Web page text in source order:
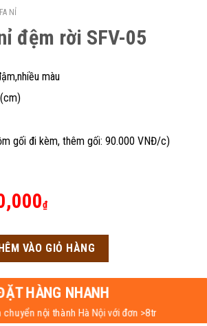
NỈ
đệm rời SFV-05
màu
gối đi kèm, thêm gối: 90.000 VNĐ/c)
₫Giá
tại
là:
4,250,000₫.
05 số lượng
VÀO GIỎ HÀNG
ĐẶT HÀNG NHANH
chuyển nội thành Hà Nội với đơn >8tr